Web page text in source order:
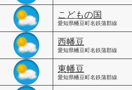
こどもの国
愛知県幡豆町名鉄蒲郡線
西幡豆
愛知県幡豆町名鉄蒲郡線
東幡豆
愛知県幡豆町名鉄蒲郡線